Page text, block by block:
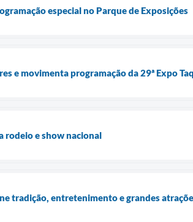
especial no Parque de Exposições
e movimenta programação da 29ª Expo
rodeio e show nacional
tradição, entretenimento e grandes